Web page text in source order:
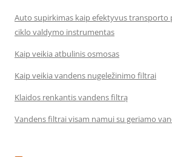
Auto supirkimas kaip efektyvus transporto
ciklo valdymo instrumentas
Kaip veikia atbulinis osmosas
Kaip veikia vandens nugeležinimo filtrai
Klaidos renkantis vandens filtrą
Vandens filtrai visam namui su geriamo